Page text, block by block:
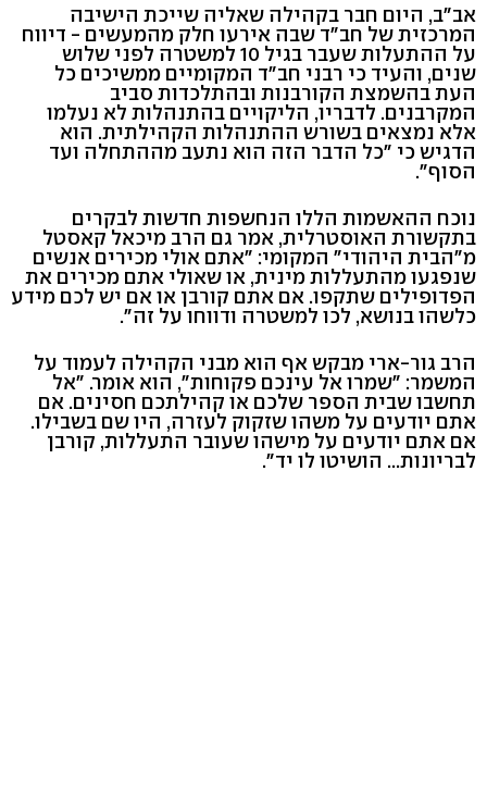
אב"ב, היום חבר בקהילה שאליה שייכת הישיבה
המרכזית של חב"ד שבה אירעו חלק מהמעשים - דיווח
על ההתעלות שעבר בגיל 10 למשטרה לפני שלוש
שנים, והעיד כי רבני חב"ד המקומיים ממשיכים כל
העת בהשמצת הקורבנות ובהתלכדות סביב
המקרבנים. לדבריו, הליקויים בהתנהלות לא נעלמו
אלא נמצאים בשורש ההתנהלות הקהילתית. הוא
הדגיש כי "כל הדבר הזה הוא נתעב מההתחלה ועד
הסוף".
נוכח ההאשמות הללו הנחשפות חדשות לבקרים
בתקשורת האוסטרלית, אמר גם הרב מיכאל קאסטל
מ"הבית היהודי" המקומי: "אתם אולי מכירים אנשים
שנפגעו מהתעללות מינית, או שאולי אתם מכירים את
הפדופילים שתקפו. אם אתם קורבן או אם יש לכם מידע
כלשהו בנושא, לכו למשטרה ודווחו על זה".
הרב גור-ארי מבקש אף הוא מבני הקהילה לעמוד על
המשמר: "שמרו אל עינכם פקוחות", הוא אומר. "אל
תחשבו שבית הספר שלכם או קהילתכם חסינים. אם
אתם יודעים על משהו שזקוק לעזרה, היו שם בשבילו.
אם אתם יודעים על מישהו שעובר התעללות, קורבן
לבריונות... הושיטו לו יד".